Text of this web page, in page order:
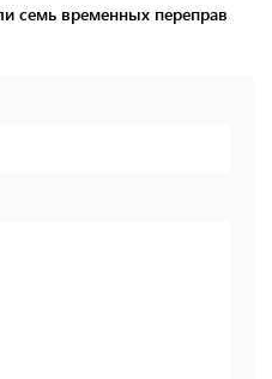
семь временных переправ